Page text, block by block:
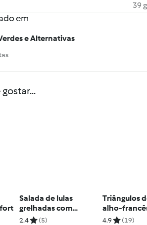
39 g
em
e Alternativas
Salada de lulas
grelhadas com
guacamole
2.4 (5)
Triângulos
alho-
4.9 (19)